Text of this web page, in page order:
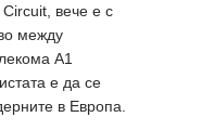
вече е с
между
A1
е да се
в Европа.